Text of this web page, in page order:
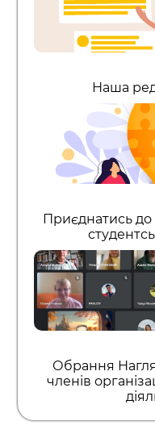
Наша
Приєднатись
Обрання
членів